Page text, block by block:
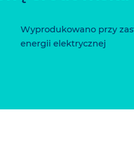
Wyprodukowano przy
energii elektrycznej